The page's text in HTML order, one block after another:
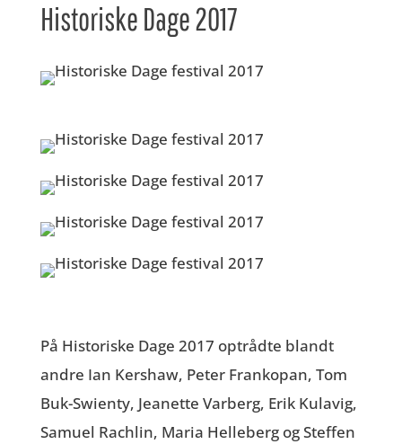
Historiske Dage 2017
På Historiske Dage 2017 optrådte blandt
andre Ian Kershaw, Peter Frankopan, Tom
Buk-Swienty, Jeanette Varberg, Erik Kulavig,
Samuel Rachlin, Maria Helleberg og Steffen